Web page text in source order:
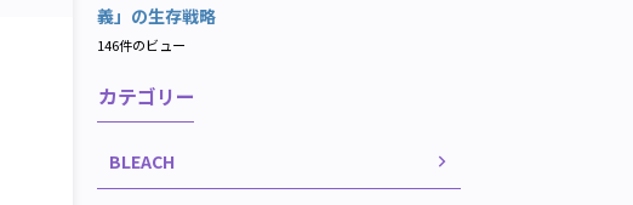
義」の生存戦略
146件のビュー
カテゴリー
BLEACH